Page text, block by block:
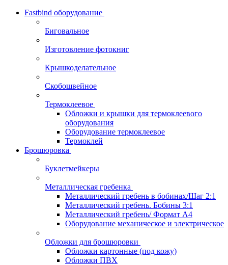
Fastbind оборудование
Биговальное
Изготовление фотокниг
Крышкоделательное
Скобошвейное
Термоклеевое
Обложки и крышки для термоклеевого
оборудования
Оборудование термоклеевое
Термоклей
Брошюровка
Буклетмейкеры
Металлическая гребенка
Металлический гребень в бобинах/Шаг 2:1
Металлический гребень. Бобины 3:1
Металлический гребень/ Формат А4
Оборудование механическое и электрическое
Обложки для брошюровки
Обложки картонные (под кожу)
Обложки ПВХ